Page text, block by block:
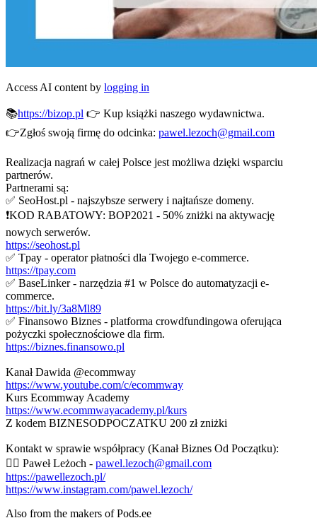
Access AI content by logging in
📚https://bizop.pl 👉 Kup książki naszego wydawnictwa.
👉Zgłoś swoją firmę do odcinka: pawel.lezoch@gmail.com
Realizacja nagrań w całej Polsce jest możliwa dzięki wsparciu
partnerów.
Partnerami są:
✅ SeoHost.pl - najszybsze serwery i najtańsze domeny.
❗KOD RABATOWY: BOP2021 - 50% zniżki na aktywację
nowych serwerów.
https://seohost.pl
✅ Tpay - operator płatności dla Twojego e-commerce.
https://tpay.com
✅ BaseLinker - narzędzia #1 w Polsce do automatyzacji e-
commerce.
https://bit.ly/3a8Ml89
✅ Finansowo Biznes - platforma crowdfundingowa oferująca
pożyczki społecznościowe dla firm.
https://biznes.finansowo.pl
Kanał Dawida @ecommway
https://www.youtube.com/c/ecommway
Kurs Ecommway Academy
https://www.ecommwayacademy.pl/kurs
Z kodem BIZNESODPOCZATKU 200 zł zniżki
Kontakt w sprawie współpracy (Kanał Biznes Od Początku):
🙎‍♂️ Paweł Leżoch - pawel.lezoch@gmail.com
https://pawellezoch.pl/
https://www.instagram.com/pawel.lezoch/
Also from the makers of Pods.ee